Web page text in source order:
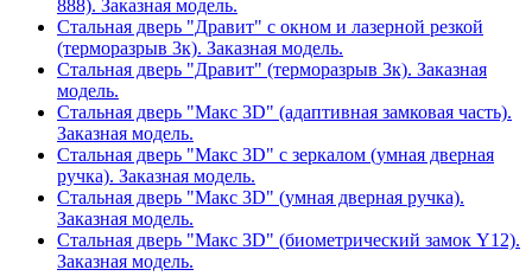
888). Заказная модель.
Стальная дверь "Дравит" с окном и лазерной резкой
(терморазрыв 3к). Заказная модель.
Стальная дверь "Дравит" (терморазрыв 3к). Заказная
модель.
Стальная дверь "Макс 3D" (адаптивная замковая часть).
Заказная модель.
Стальная дверь "Макс 3D" с зеркалом (умная дверная
ручка). Заказная модель.
Стальная дверь "Макс 3D" (умная дверная ручка).
Заказная модель.
Стальная дверь "Макс 3D" (биометрический замок Y12).
Заказная модель.